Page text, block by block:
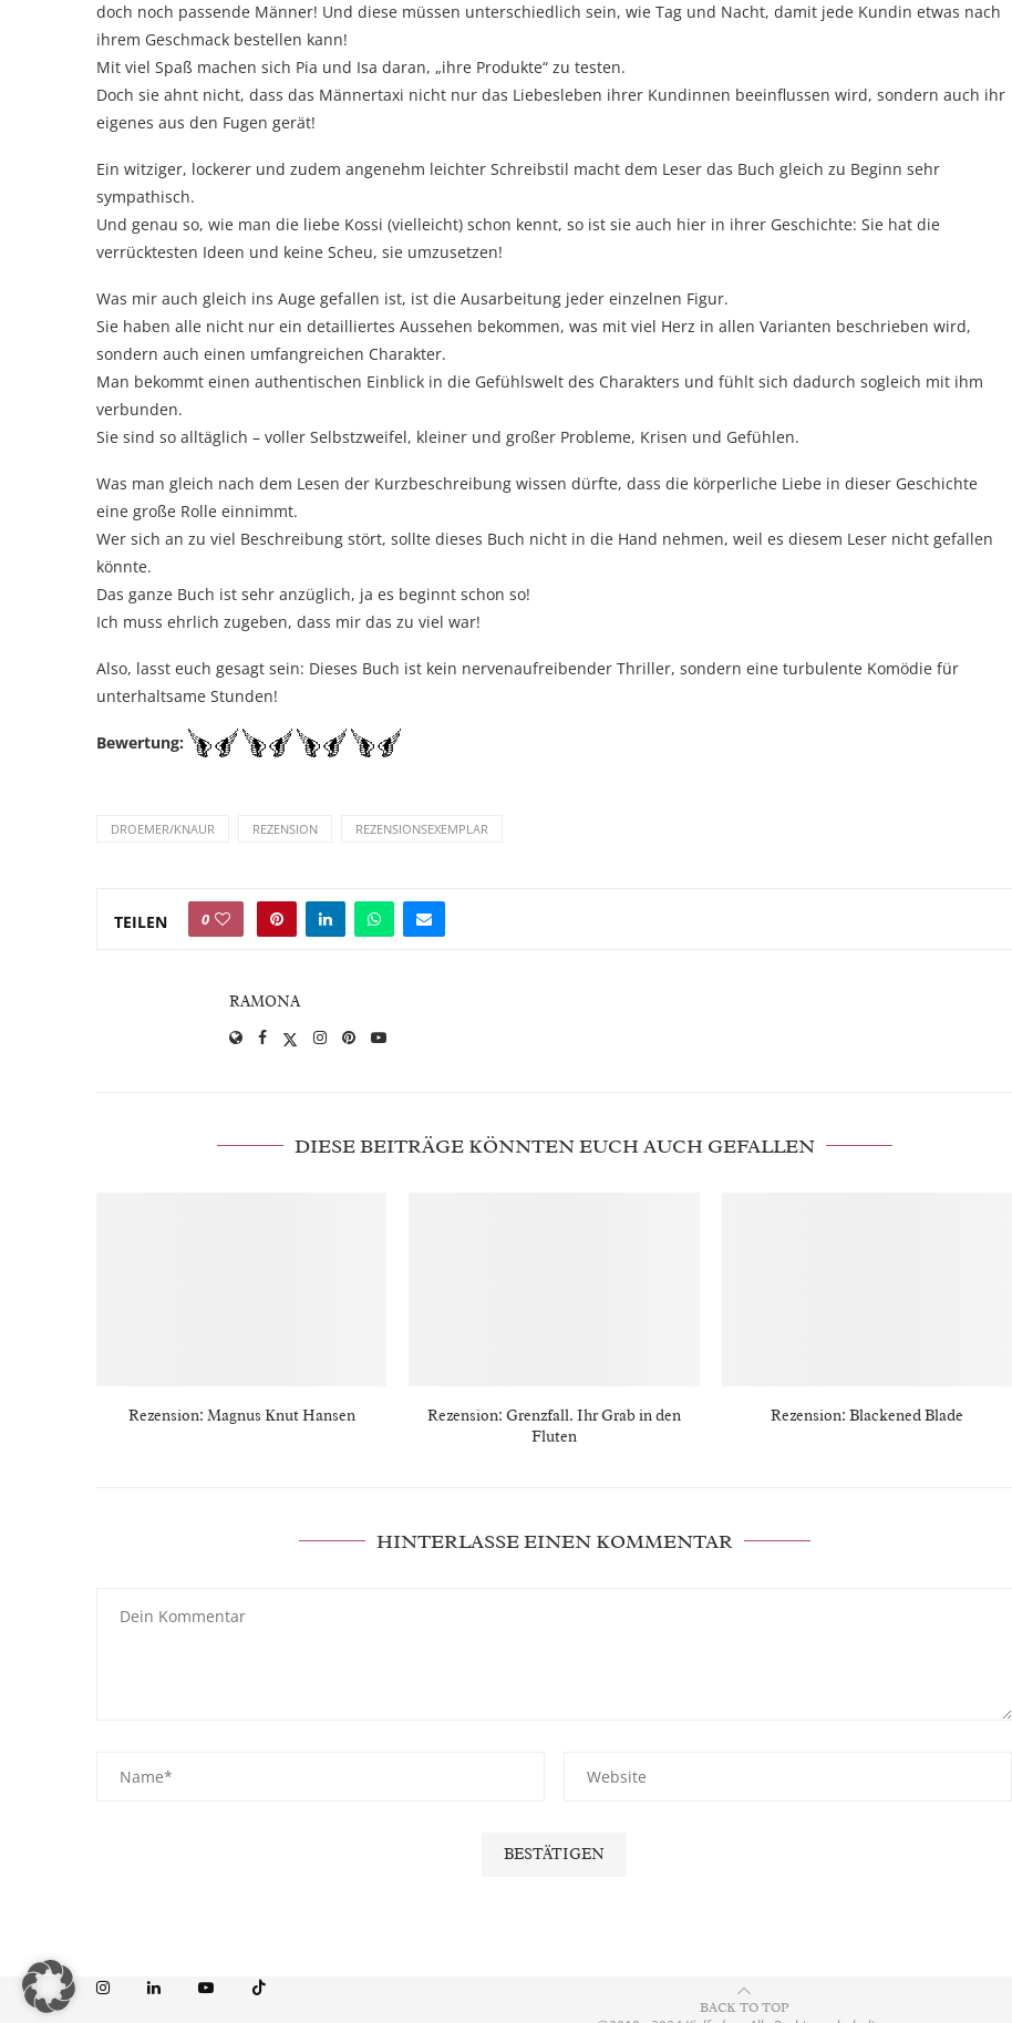
doch noch passende Männer! Und diese müssen unterschiedlich sein, wie Tag und Nacht, damit jede Kundin etwas nach
ihrem Geschmack bestellen kann!
Mit viel Spaß machen sich Pia und Isa daran, „ihre Produkte“ zu testen.
Doch sie ahnt nicht, dass das Männertaxi nicht nur das Liebesleben ihrer Kundinnen beeinflussen wird, sondern auch ihr
eigenes aus den Fugen gerät!
Ein witziger, lockerer und zudem angenehm leichter Schreibstil macht dem Leser das Buch gleich zu Beginn sehr
sympathisch.
Und genau so, wie man die liebe Kossi (vielleicht) schon kennt, so ist sie auch hier in ihrer Geschichte: Sie hat die
verrücktesten Ideen und keine Scheu, sie umzusetzen!
Was mir auch gleich ins Auge gefallen ist, ist die Ausarbeitung jeder einzelnen Figur.
Sie haben alle nicht nur ein detailliertes Aussehen bekommen, was mit viel Herz in allen Varianten beschrieben wird,
sondern auch einen umfangreichen Charakter.
Man bekommt einen authentischen Einblick in die Gefühlswelt des Charakters und fühlt sich dadurch sogleich mit ihm
verbunden.
Sie sind so alltäglich – voller Selbstzweifel, kleiner und großer Probleme, Krisen und Gefühlen.
Was man gleich nach dem Lesen der Kurzbeschreibung wissen dürfte, dass die körperliche Liebe in dieser Geschichte
eine große Rolle einnimmt.
Wer sich an zu viel Beschreibung stört, sollte dieses Buch nicht in die Hand nehmen, weil es diesem Leser nicht gefallen
könnte.
Das ganze Buch ist sehr anzüglich, ja es beginnt schon so!
Ich muss ehrlich zugeben, dass mir das zu viel war!
Also, lasst euch gesagt sein: Dieses Buch ist kein nervenaufreibender Thriller, sondern eine turbulente Komödie für
unterhaltsame Stunden!
Bewertung:
DROEMER/KNAUR REZENSION REZENSIONSEXEMPLAR
TEILEN 0
RAMONA
DIESE BEITRÄGE KÖNNTEN EUCH AUCH GEFALLEN
Rezension: Magnus Knut Hansen
Rezension: Grenzfall. Ihr Grab in den
Fluten
Rezension: Blackened Blade
HINTERLASSE EINEN KOMMENTAR
BACK TO TOP